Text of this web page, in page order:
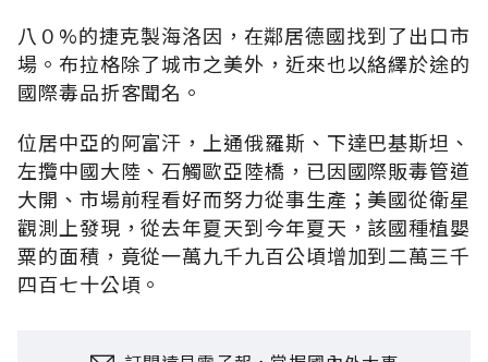
八０%的捷克製海洛因，在鄰居德國找到了出口市
場。布拉格除了城市之美外，近來也以絡繹於途的
國際毒品折客聞名。
位居中亞的阿富汗，上通俄羅斯、下達巴基斯坦、
左攬中國大陸、石觸歐亞陸橋，已因國際販毒管道
大開、市場前程看好而努力從事生產；美國從衛星
觀測上發現，從去年夏天到今年夏天，該國種植嬰
粟的面積，竟從一萬九千九百公頃增加到二萬三千
四百七十公頃。